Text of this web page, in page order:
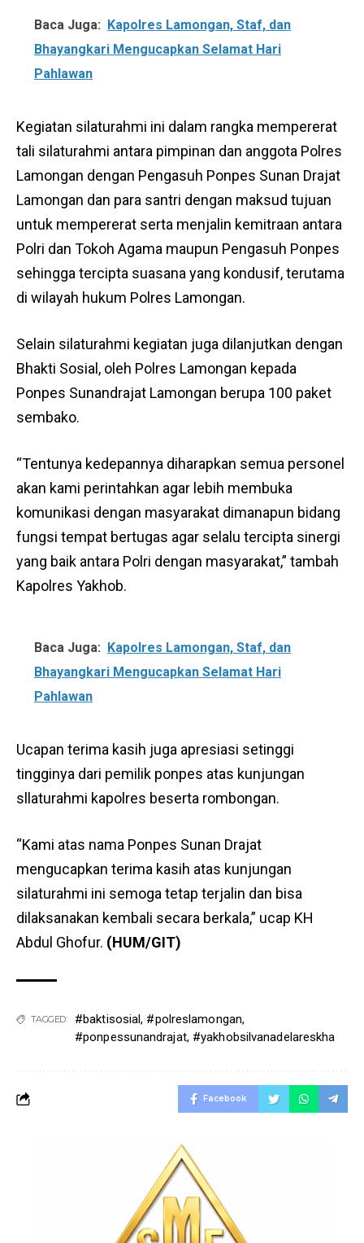
Baca Juga: Kapolres Lamongan, Staf, dan
Bhayangkari Mengucapkan Selamat Hari
Pahlawan
Kegiatan silaturahmi ini dalam rangka mempererat
tali silaturahmi antara pimpinan dan anggota Polres
Lamongan dengan Pengasuh Ponpes Sunan Drajat
Lamongan dan para santri dengan maksud tujuan
untuk mempererat serta menjalin kemitraan antara
Polri dan Tokoh Agama maupun Pengasuh Ponpes
sehingga tercipta suasana yang kondusif, terutama
di wilayah hukum Polres Lamongan.
Selain silaturahmi kegiatan juga dilanjutkan dengan
Bhakti Sosial, oleh Polres Lamongan kepada
Ponpes Sunandrajat Lamongan berupa 100 paket
sembako.
“Tentunya kedepannya diharapkan semua personel
akan kami perintahkan agar lebih membuka
komunikasi dengan masyarakat dimanapun bidang
fungsi tempat bertugas agar selalu tercipta sinergi
yang baik antara Polri dengan masyarakat,” tambah
Kapolres Yakhob.
Baca Juga: Kapolres Lamongan, Staf, dan
Bhayangkari Mengucapkan Selamat Hari
Pahlawan
Ucapan terima kasih juga apresiasi setinggi
tingginya dari pemilik ponpes atas kunjungan
sllaturahmi kapolres beserta rombongan.
“Kami atas nama Ponpes Sunan Drajat
mengucapkan terima kasih atas kunjungan
silaturahmi ini semoga tetap terjalin dan bisa
dilaksanakan kembali secara berkala,” ucap KH
Abdul Ghofur. (HUM/GIT)
TAGGED: #baktisosial, #polreslamongan,
#ponpessunandrajat, #yakhobsilvanadelareskha
Facebook